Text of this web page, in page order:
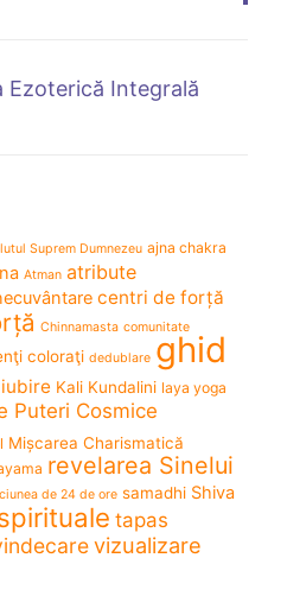
Ezoterică Integrală
Suprem Dumnezeu ajna chakra
Atman atribute
centri de forță
Chinnamasta comunitate
coloraţi dedublare ghid
iubire Kali Kundalini laya yoga
Puteri Cosmice
Mișcarea Charismatică
revelarea Sinelui
de 24 de ore samadhi Shiva
tapas
vizualizare